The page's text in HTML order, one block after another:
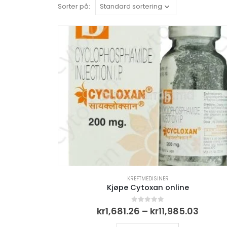
Sorter på:
KREFTMEDISINER
Kjøpe Cytoxan online
0out of 5
kr1,681.26 – kr11,985.03